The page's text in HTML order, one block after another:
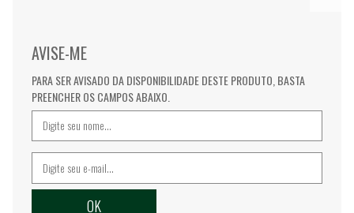
AVISE-ME
PARA SER AVISADO DA DISPONIBILIDADE DESTE PRODUTO, BASTA
PREENCHER OS CAMPOS ABAIXO.